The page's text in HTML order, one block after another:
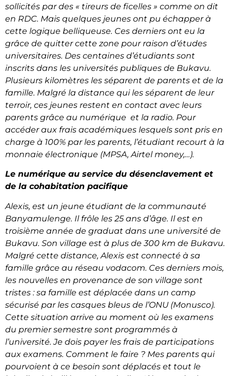
sollicités par des « tireurs de ficelles » comme on dit
en RDC. Mais quelques jeunes ont pu échapper à
cette logique belliqueuse. Ces derniers ont eu la
grâce de quitter cette zone pour raison d’études
universitaires. Des centaines d’étudiants sont
inscrits dans les universités publiques de Bukavu.
Plusieurs kilomètres les séparent de parents et de la
famille. Malgré la distance qui les séparent de leur
terroir, ces jeunes restent en contact avec leurs
parents grâce au numérique et la radio. Pour
accéder aux frais académiques lesquels sont pris en
charge à 100% par les parents, l’étudiant recourt à la
monnaie électronique (MPSA, Airtel money,…).
Le numérique au service du désenclavement et
de la cohabitation pacifique
Alexis, est un jeune étudiant de la communauté
Banyamulenge. Il frôle les 25 ans d’âge. Il est en
troisième année de graduat dans une université de
Bukavu. Son village est à plus de 300 km de Bukavu.
Malgré cette distance, Alexis est connecté à sa
famille grâce au réseau vodacom. Ces derniers mois,
les nouvelles en provenance de son village sont
tristes : sa famille est déplacée dans un camp
sécurisé par les casques bleus de l’ONU (Monusco).
Cette situation arrive au moment où les examens
du premier semestre sont programmés à
l’université. Je dois payer les frais de participations
aux examens. Comment le faire ? Mes parents qui
pourvoient à ce besoin sont déplacés et tout le